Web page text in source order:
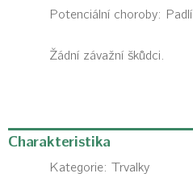
Potenciální choroby: Padlí
Žádní závažní škůdci.
Charakteristika
Kategorie: Trvalky